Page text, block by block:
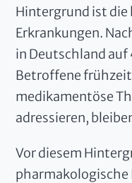
Hintergrund ist
Erkrankungen.
in Deutschland auf
Betroffene
medikamentöse
adressieren,
Vor diesem
pharmakologische